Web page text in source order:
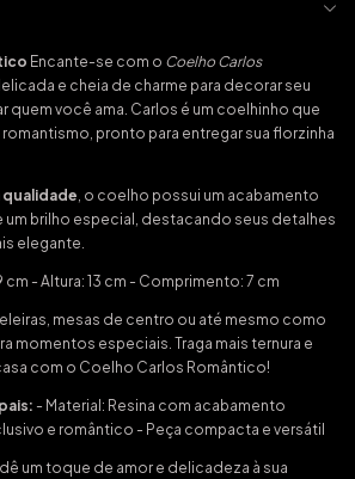
Encante-se com o Coelho Carlos
e cheia de charme para decorar seu
quem você ama. Carlos é um coelhinho que
pronto para entregar sua florzinha
qualidade, o coelho possui um acabamento
brilho especial, destacando seus detalhes
elegante.
cm - Altura: 13 cm - Comprimento: 7 cm
mesas de centro ou até mesmo como
momentos especiais. Traga mais ternura e
com o Coelho Carlos Romântico!
- Material: Resina com acabamento
e romântico - Peça compacta e versátil
dê um toque de amor e delicadeza à sua